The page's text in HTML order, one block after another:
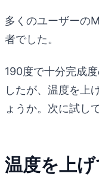
多くのユーザーの
者でした。
190度で十分完成
したが、温度を上
ょうか。次に試し
温度を上